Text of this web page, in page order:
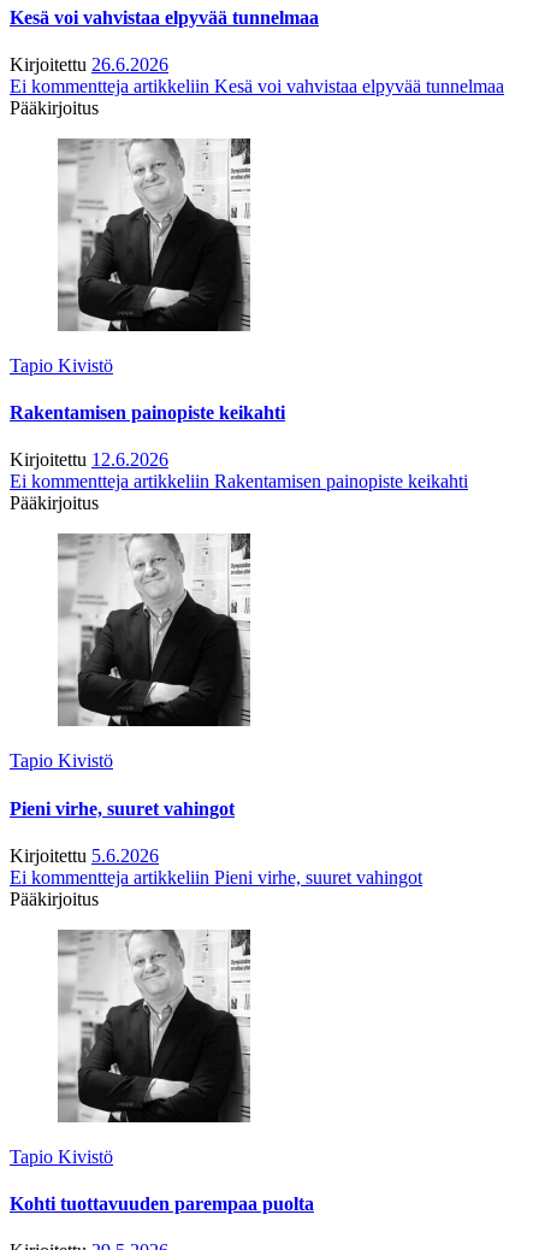
Kesä voi vahvistaa elpyvää tunnelmaa
Kirjoitettu 26.6.2026
Ei kommentteja artikkeliin Kesä voi vahvistaa elpyvää tunnelmaa
Pääkirjoitus
Tapio Kivistö
Rakentamisen painopiste keikahti
Kirjoitettu 12.6.2026
Ei kommentteja artikkeliin Rakentamisen painopiste keikahti
Pääkirjoitus
Tapio Kivistö
Pieni virhe, suuret vahingot
Kirjoitettu 5.6.2026
Ei kommentteja artikkeliin Pieni virhe, suuret vahingot
Pääkirjoitus
Tapio Kivistö
Kohti tuottavuuden parempaa puolta